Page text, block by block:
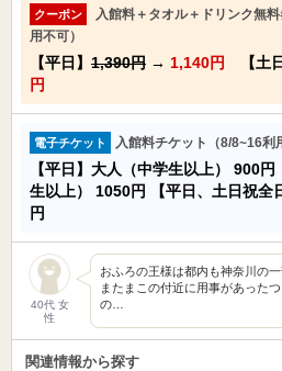
クーポン
入館料＋タオル＋ドリンク無
用不可）
【平日】 1,390円 → 1,140円 【土日
円
電子チケット 入館料チケット（8/8~16利
【平日】大人（中学生以上） 900円
生以上） 1050円 【平日、土日祝全
円
40代 女
性
おふろの王様は都内も神奈川の
またまこの付近に用事があった
の…
関連情報から探す